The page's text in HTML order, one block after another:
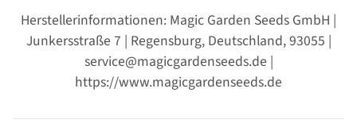
Herstellerinformationen: Magic Garden Seeds GmbH |
Junkersstraße 7 | Regensburg, Deutschland, 93055 |
service@magicgardenseeds.de |
https://www.magicgardenseeds.de